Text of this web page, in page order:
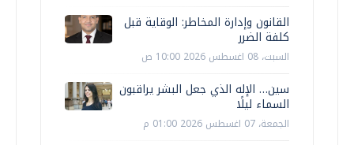
القانون وإدارة المخاطر: الوقاية قبل
كلفة الضرر
السبت، 08 اغسطس 2026 10:00 ص
سين… الإله الذي جعل البشر يراقبون
السماء ليلًا
الجمعة، 07 اغسطس 2026 01:00 م